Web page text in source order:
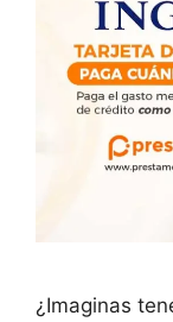
¿Imaginas